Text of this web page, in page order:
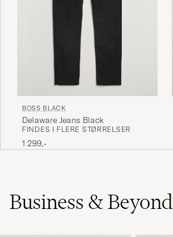
BOSS BLACK
Delaware Jeans Black
FINDES I FLERE STØRRELSER
1 299,-
Business & Beyond